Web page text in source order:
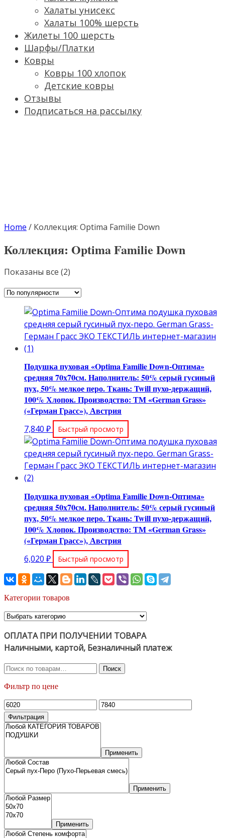
Халаты унисекс
Халаты 100% шерсть
Жилеты 100 шерсть
Шарфы/Платки
Ковры
Ковры 100 хлопок
Детские ковры
Отзывы
Подписаться на рассылку
Home / Коллекция: Optima Familie Down
Коллекция: Optima Familie Down
Показаны все (2)
популярности
Подушка пуховая «Optima Familie Down-Оптима»
средняя 70х70см. Наполнитель: 50% серый гусиный
пух, 50% мелкое перо. Ткань: Twill пухо-держащий,
100% Хлопок. Производство: ТМ «German Grass»
(«Герман Грасс»), Австрия
7,840 ₽ Быстрый просмотр
Подушка пуховая «Optima Familie Down-Оптима»
средняя 50х70см. Наполнитель: 50% серый гусиный
пух, 50% мелкое перо. Ткань: Twill пухо-держащий,
100% Хлопок. Производство: ТМ «German Grass»
(«Герман Грасс»), Австрия
6,020 ₽ Быстрый просмотр
Категории товаров
ОПЛАТА ПРИ ПОЛУЧЕНИИ ТОВАРА
Наличными, картой, Безналичный платеж
Искать:
Поиск
Фильтр по цене
Минимальная
цена
Максимальная
Фильтрация
Применить
Применить
Применить